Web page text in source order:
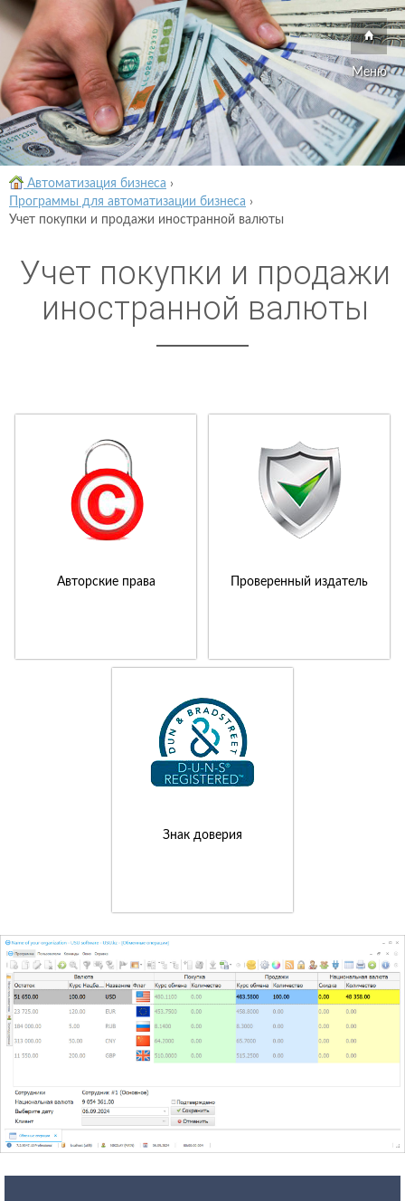
Меню
Автоматизация бизнеса ›
Программы для автоматизации бизнеса ›
Учет покупки и продажи иностранной валюты
Учет покупки и продажи
иностранной валюты
Авторские права Проверенный издатель
Знак доверия